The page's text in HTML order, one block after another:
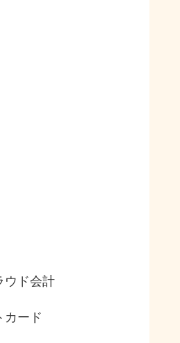
ウド会計
カード